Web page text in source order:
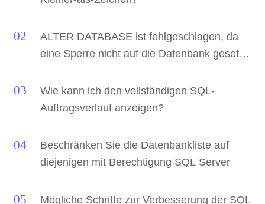
ALTER DATABASE ist fehlgeschlagen, da
eine Sperre nicht auf die Datenbank gesetzt
Wie kann ich den vollständigen SQL-
Auftragsverlauf anzeigen?
Beschränken Sie die Datenbankliste auf
diejenigen mit Berechtigung SQL Server
Mögliche Schritte zur Verbesserung der SQL